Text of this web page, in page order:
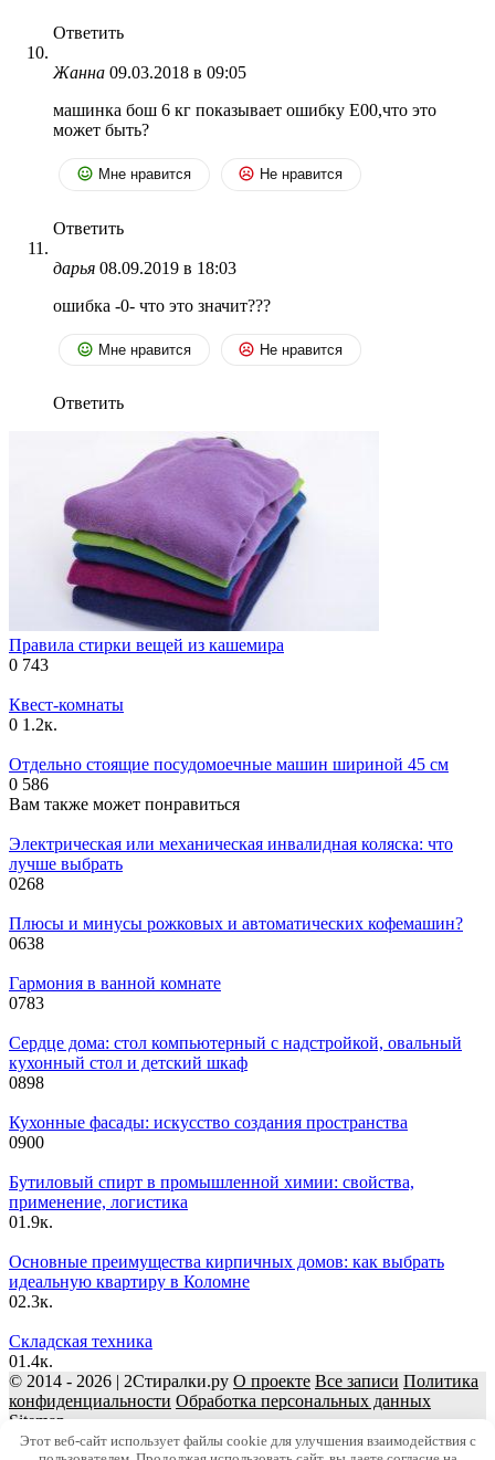
Ответить
Жанна 09.03.2018 в 09:05
машинка бош 6 кг показывает ошибку Е00,что это
может быть?
Мне нравится Не нравится
Ответить
дарья 08.09.2019 в 18:03
ошибка -0- что это значит???
Мне нравится Не нравится
Ответить
Правила стирки вещей из кашемира
0 743
Квест-комнаты
0 1.2к.
Отдельно стоящие посудомоечные машин шириной 45 см
0 586
Вам также может понравиться
Электрическая или механическая инвалидная коляска: что
лучше выбрать
0268
Плюсы и минусы рожковых и автоматических кофемашин?
0638
Гармония в ванной комнате
0783
Сердце дома: стол компьютерный с надстройкой, овальный
кухонный стол и детский шкаф
0898
Кухонные фасады: искусство создания пространства
0900
Бутиловый спирт в промышленной химии: свойства,
применение, логистика
01.9к.
Основные преимущества кирпичных домов: как выбрать
идеальную квартиру в Коломне
02.3к.
Складская техника
01.4к.
© 2014 - 2026 | 2Стиралки.ру О проекте Все записи Политика
конфиденциальности Обработка персональных данных
Sitemap
Использование материалов разрешено только при наличии
Этот веб-сайт использует файлы cookie для улучшения взаимодействия с